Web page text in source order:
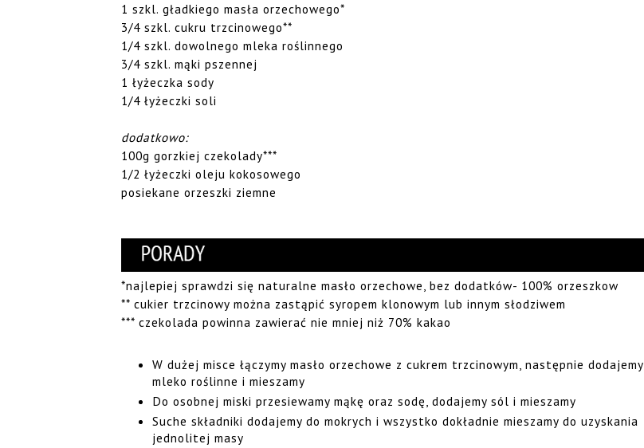
1 szkl. gładkiego masła orzechowego*
3/4 szkl. cukru trzcinowego**
1/4 szkl. dowolnego mleka roślinnego
3/4 szkl. mąki pszennej
1 łyżeczka sody
1/4 łyżeczki soli
dodatkowo:
100g gorzkiej czekolady***
1/2 łyżeczki oleju kokosowego
posiekane orzeszki ziemne
*najlepiej sprawdzi się naturalne masło orzechowe, bez dodatków- 100% orzeszkow
** cukier trzcinowy można zastąpić syropem klonowym lub innym słodziwem
*** czekolada powinna zawierać nie mniej niż 70% kakao
W dużej misce łączymy masło orzechowe z cukrem trzcinowym, następnie dodajemy
mleko roślinne i mieszamy
Do osobnej miski przesiewamy mąkę oraz sodę, dodajemy sól i mieszamy
Suche składniki dodajemy do mokrych i wszystko dokładnie mieszamy do uzyskania
jednolitej masy